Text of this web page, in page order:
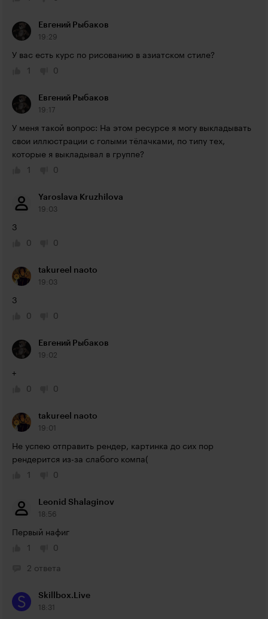
Евгений Рыбаков
19:29
У вас есть курс по рисованию в азиатском стиле?
1
0
Евгений Рыбаков
19:17
У меня такой вопрос: На этом ресурсе я могу выкладывать
свои иллюстрации с голыми тёлачками, по типу тех,
которые я выкладывал в группе?
1
0
Yaroslava Kruzhilova
19:03
3
0
0
takureel naoto
19:03
3
0
0
Евгений Рыбаков
19:02
+
0
0
takureel naoto
19:01
Не успею отправить рендер, картинка до сих пор
рендерится из-за слабого компа(
1
0
Leonid Shalaginov
18:56
Первый нафиг
1
0
2 ответа
Skillbox.Live
18:31